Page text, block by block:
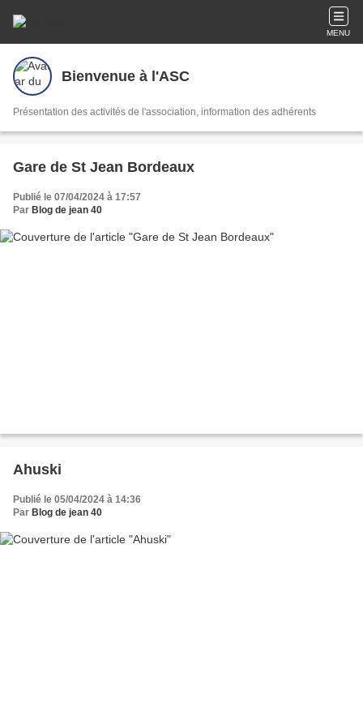
MENU
Bienvenue à l'ASC
Présentation des activités de l'association, information des adhérents
Gare de St Jean Bordeaux
Publié le 07/04/2024 à 17:57
Par Blog de jean 40
Ahuski
Publié le 05/04/2024 à 14:36
Par Blog de jean 40